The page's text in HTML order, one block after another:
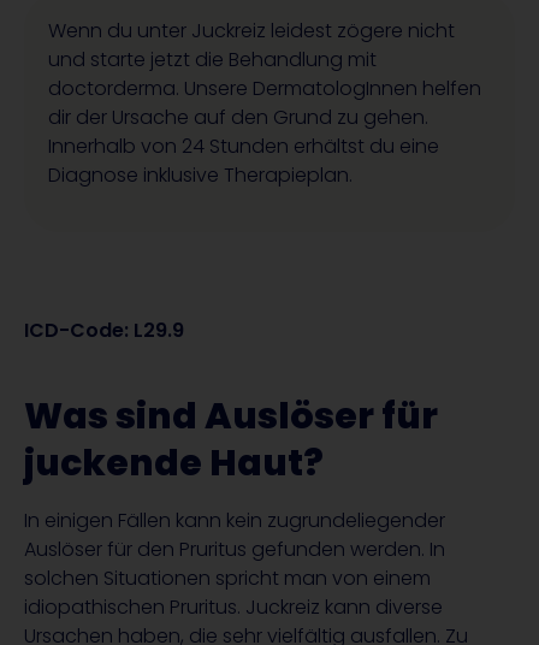
Wenn du unter Juckreiz leidest zögere nicht
und starte jetzt die Behandlung mit
doctorderma. Unsere DermatologInnen helfen
dir der Ursache auf den Grund zu gehen.
Innerhalb von 24 Stunden erhältst du eine
Diagnose inklusive Therapieplan.
ICD-Code: L29.9
Was sind Auslöser für
juckende Haut?
In einigen Fällen kann kein zugrundeliegender
Auslöser für den Pruritus gefunden werden. In
solchen Situationen spricht man von einem
idiopathischen Pruritus. Juckreiz kann diverse
Ursachen haben, die sehr vielfältig ausfallen. Zu